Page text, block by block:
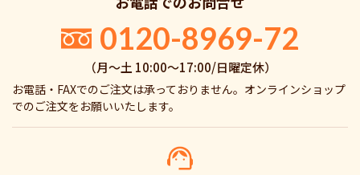
0120-8969-72
（月〜土 10:00〜17:00/日曜定休）
お電話・FAXでのご注文は承っておりません。オンラインショップ
でのご注文をお願いいたします。